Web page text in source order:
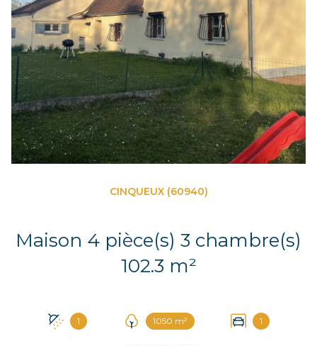
CINQUEUX (60940)
Maison 4 pièce(s) 3 chambre(s)
102.3 m²
1 1050 m² 1